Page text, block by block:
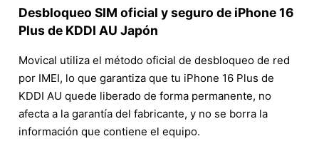
Desbloqueo SIM oficial y seguro de iPhone 16
Plus de KDDI AU Japón
Movical utiliza el método oficial de desbloqueo de red
por IMEI, lo que garantiza que tu iPhone 16 Plus de
KDDI AU quede liberado de forma permanente, no
afecta a la garantía del fabricante, y no se borra la
información que contiene el equipo.